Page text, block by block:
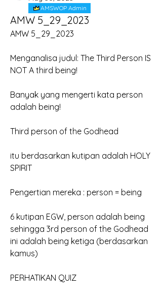
AMSWOP Admin
AMW 5_29_2023
AMW 5_29_2023
Menganalisa judul: The Third Person IS
NOT A third being!
Banyak yang mengerti kata person
adalah being!
Third person of the Godhead
itu berdasarkan kutipan adalah HOLY
SPIRIT
Pengertian mereka : person = being
6 kutipan EGW, person adalah being
sehingga 3rd person of the Godhead
ini adalah being ketiga (berdasarkan
kamus)
PERHATIKAN QUIZ